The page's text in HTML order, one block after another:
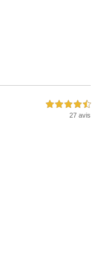
4,5 étoiles sur 5
27 avis